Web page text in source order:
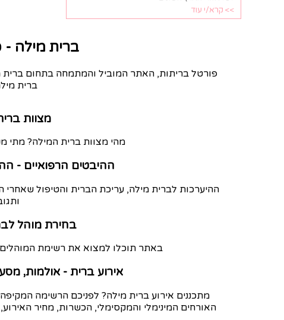
>> קרא/י עוד
ברית מילה
פורטל בריתות, האתר המוביל והמתמחה בתחום ברית
ברית
מצוות
מהי מצוות ברית המילה? מתי
ההיבטים הרפואיים -
ההיערכות לברית מילה, עריכת הברית והטיפול
בחירת מוהל
באתר תוכלו למצוא את רשימת
אירוע ברית - אולמות,
מתכננים אירוע ברית מילה? לפניכם הרשימה
האורחים המינימלי והמקסימלי, הכשרות, מחיר